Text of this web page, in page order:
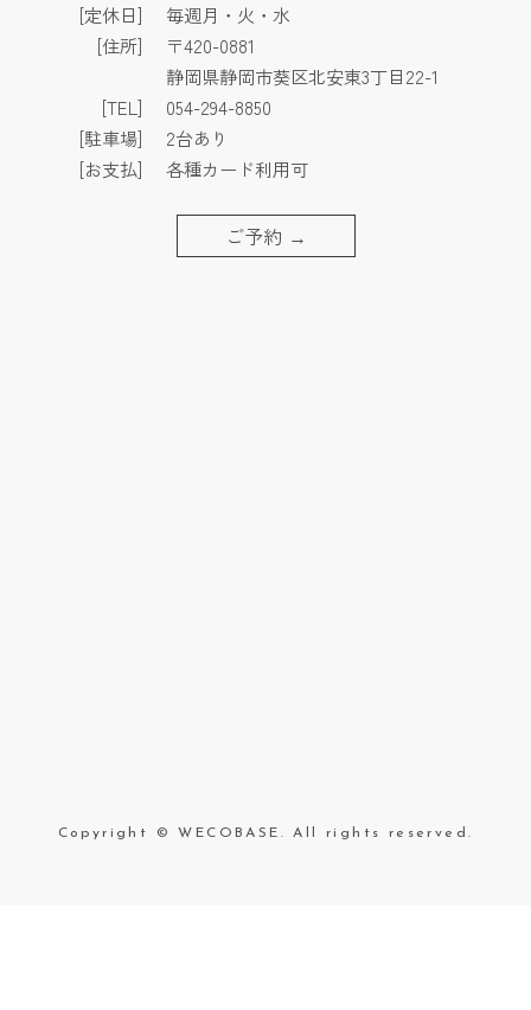
[定休日]
毎週月・火・水
[住所]
〒420-0881
静岡県静岡市葵区北安東3丁目22-1
[TEL]
054-294-8850
[駐車場]
2台あり
[お支払]
各種カード利用可
ご予約 →
Copyright © WECOBASE. All rights reserved.